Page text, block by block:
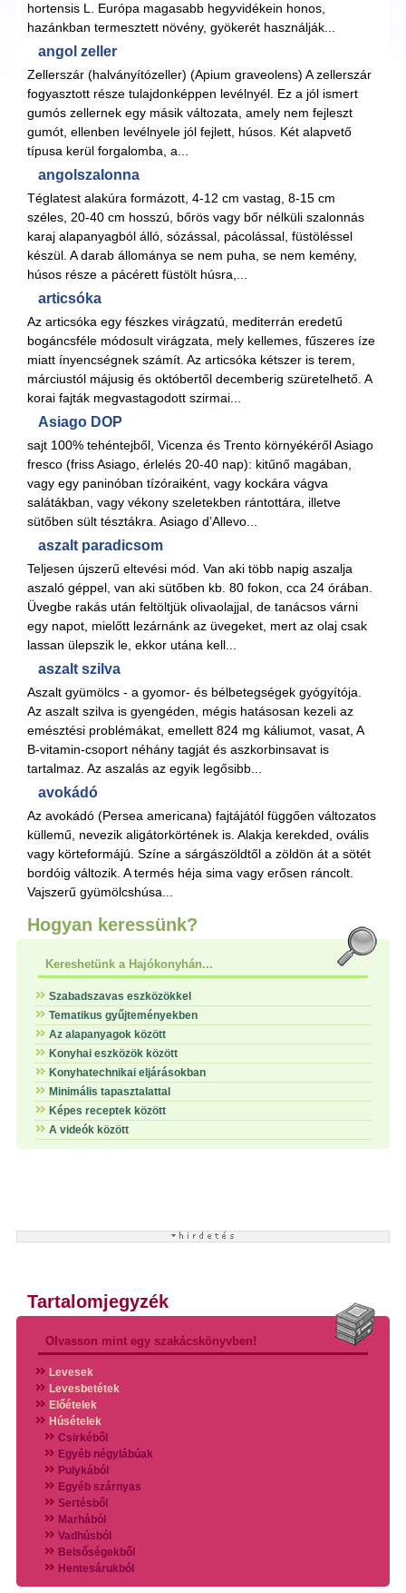
hortensis L. Európa magasabb hegyvidékein honos,
hazánkban termesztett növény, gyökerét használják...
angol zeller
Zellerszár (halványítózeller) (Apium graveolens) A zellerszár
fogyasztott része tulajdonképpen levélnyél. Ez a jól ismert
gumós zellernek egy másik változata, amely nem fejleszt
gumót, ellenben levélnyele jól fejlett, húsos. Két alapvető
típusa kerül forgalomba, a...
angolszalonna
Téglatest alakúra formázott, 4-12 cm vastag, 8-15 cm
széles, 20-40 cm hosszú, bőrös vagy bőr nélküli szalonnás
karaj alapanyagból álló, sózással, pácolással, füstöléssel
készül. A darab állománya se nem puha, se nem kemény,
húsos része a pácérett füstölt húsra,...
articsóka
Az articsóka egy fészkes virágzatú, mediterrán eredetű
bogáncsféle módosult virágzata, mely kellemes, fűszeres íze
miatt ínyencségnek számít. Az articsóka kétszer is terem,
márciustól májusig és októbertől decemberig szüretelhető. A
korai fajták megvastagodott szirmai...
Asiago DOP
sajt 100% tehéntejből, Vicenza és Trento környékéről Asiago
fresco (friss Asiago, érlelés 20-40 nap): kitűnő magában,
vagy egy paninóban tízóraiként, vagy kockára vágva
salátákban, vagy vékony szeletekben rántottára, illetve
sütőben sült tésztákra. Asiago d’Allevo...
aszalt paradicsom
Teljesen újszerű eltevési mód. Van aki több napig aszalja
aszaló géppel, van aki sütőben kb. 80 fokon, cca 24 órában.
Üvegbe rakás után feltöltjük olivaolajjal, de tanácsos várni
egy napot, mielőtt lezárnánk az üvegeket, mert az olaj csak
lassan ülepszik le, ekkor utána kell...
aszalt szilva
Aszalt gyümölcs - a gyomor- és bélbetegségek gyógyítója.
Az aszalt szilva is gyengéden, mégis hatásosan kezeli az
emésztési problémákat, emellett 824 mg káliumot, vasat, A
B-vitamin-csoport néhány tagját és aszkorbinsavat is
tartalmaz. Az aszalás az egyik legősibb...
avokádó
Az avokádó (Persea americana) fajtájától függően változatos
küllemű, nevezik aligátorkörtének is. Alakja kerekded, ovális
vagy körteformájú. Színe a sárgászöldtől a zöldön át a sötét
bordóig változik. A termés héja sima vagy erősen ráncolt.
Vajszerű gyümölcshúsa...
Hogyan keressünk?
Kereshetünk a Hajókonyhán...
Szabadszavas eszközökkel
Tematikus gyűjteményekben
Az alapanyagok között
Konyhai eszközök között
Konyhatechnikai eljárásokban
Minimális tapasztalattal
Képes receptek között
A videók között
Tartalomjegyzék
Olvasson mint egy szakácskönyvben!
Levesek
Levesbetétek
Előételek
Húsételek
Csirkéből
Egyéb négylábúak
Pulykából
Egyéb szárnyas
Sertésből
Marhából
Vadhúsból
Belsőségekből
Hentesárukból
Vadszárnyasokból